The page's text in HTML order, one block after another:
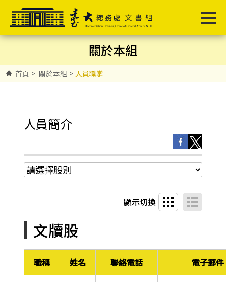
關於本組
首頁 > 關於本組 > 人員職掌
人員簡介
顯示切換
文牘股
職稱 姓名 聯絡電話 電子郵件